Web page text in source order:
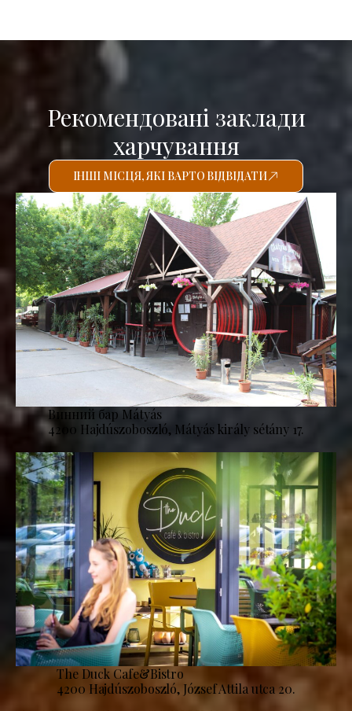
Рекомендовані заклади
харчування
ІНШІ МІСЦЯ, ЯКІ ВАРТО ВІДВІДАТИ
Винний бар Mátyás
4200 Hajdúszoboszló, Mátyás király sétány 17.
The Duck Cafe&Bistro
4200 Hajdúszoboszló, József Attila utca 20.